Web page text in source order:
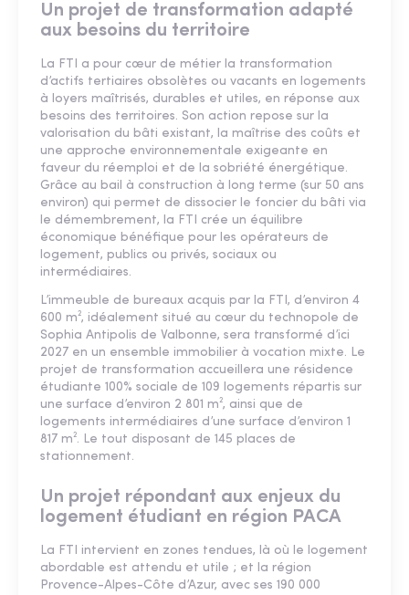
Un projet de transformation adapté
aux besoins du territoire
La FTI a pour cœur de métier la transformation
d’actifs tertiaires obsolètes ou vacants en logements
à loyers maîtrisés, durables et utiles, en réponse aux
besoins des territoires. Son action repose sur la
valorisation du bâti existant, la maîtrise des coûts et
une approche environnementale exigeante en
faveur du réemploi et de la sobriété énergétique.
Grâce au bail à construction à long terme (sur 50 ans
environ) qui permet de dissocier le foncier du bâti via
le démembrement, la FTI crée un équilibre
économique bénéfique pour les opérateurs de
logement, publics ou privés, sociaux ou
intermédiaires.
L’immeuble de bureaux acquis par la FTI, d’environ 4
600 m², idéalement situé au cœur du technopole de
Sophia Antipolis de Valbonne, sera transformé d’ici
2027 en un ensemble immobilier à vocation mixte. Le
projet de transformation accueillera une résidence
étudiante 100% sociale de 109 logements répartis sur
une surface d’environ 2 801 m², ainsi que de
logements intermédiaires d’une surface d’environ 1
817 m². Le tout disposant de 145 places de
stationnement.
Un projet répondant aux enjeux du
logement étudiant en région PACA
La FTI intervient en zones tendues, là où le logement
abordable est attendu et utile ; et la région
Provence-Alpes-Côte d’Azur, avec ses 190 000